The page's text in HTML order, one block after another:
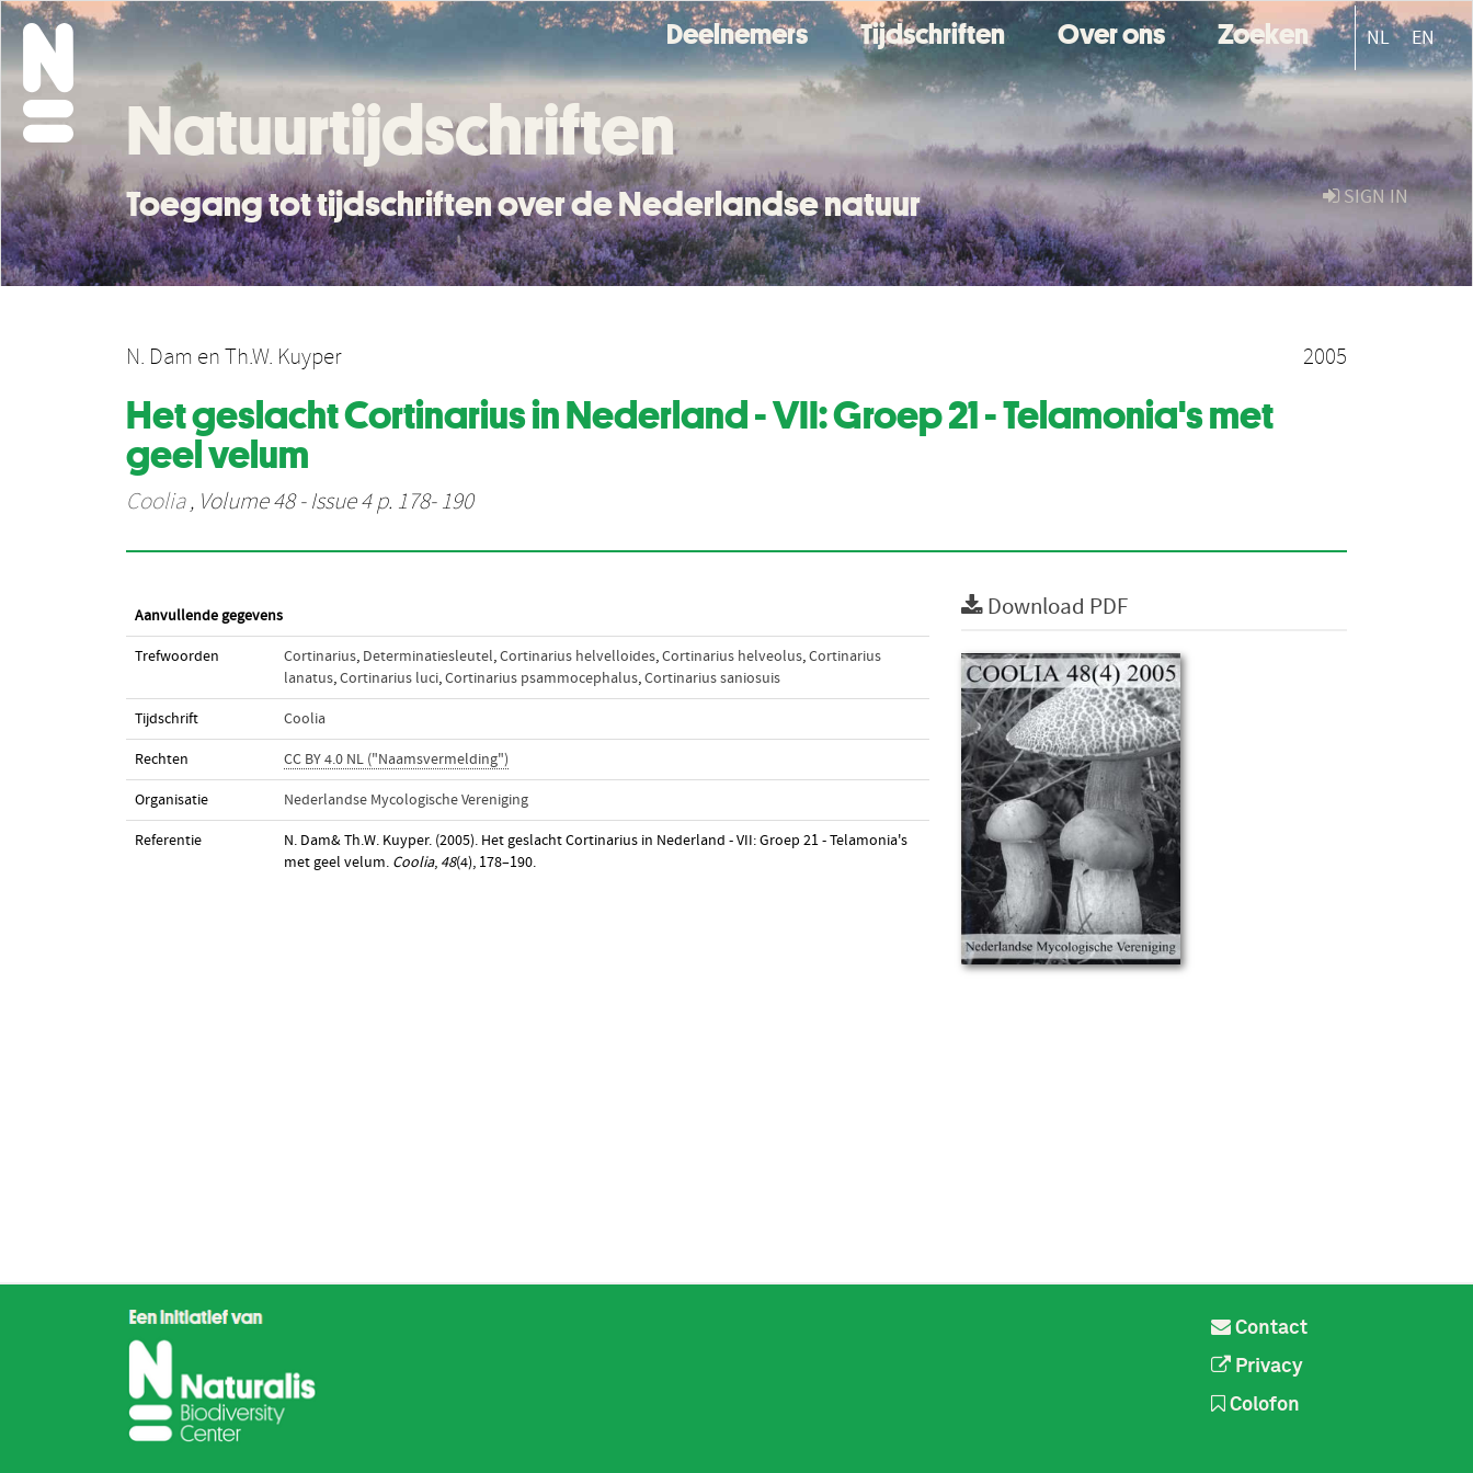
Deelnemers Tijdschriften Over ons Zoeken NL EN
SIGN IN
Natuurtijdschriften
Toegang tot tijdschriften over de Nederlandse natuur
N. Dam en Th.W. Kuyper 2005
Het geslacht Cortinarius in Nederland - VII: Groep 21 - Telamonia's met
geel velum
Coolia, Volume 48 - Issue 4 p. 178- 190
Aanvullende gegevens
Trefwoorden Cortinarius, Determinatiesleutel,Cortinarius helvelloides,Cortinarius helveolus,Cortinarius
lanatus,Cortinarius luci,Cortinarius psammocephalus,Cortinarius saniosuis
Tijdschrift Coolia
Rechten CC BY 4.0 NL ("Naamsvermelding")
Organisatie Nederlandse Mycologische Vereniging
Referentie
N. Dam& Th.W. Kuyper. (2005). Het geslacht Cortinarius in Nederland - VII: Groep 21 - Telamonia's
met geel velum. Coolia, 48(4), 178–190.
Download PDF
Contact
Privacy
Colofon